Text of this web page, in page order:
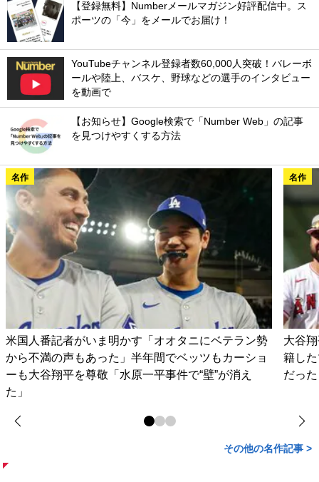
【登録無料】Numberメールマガジン好評配信中。ス
ポーツの「今」をメールでお届け！
YouTubeチャンネル登録者数60,000人突破！バレーボ
ールや陸上、バスケ、野球などの選手のインタビュー
を動画で
【お知らせ】Google検索で「Number Web」の記事
を見つけやすくする方法
名作
米国人番記者がいま明かす「オオタニにベテラン勢
から不満の声もあった」半年間でベッツもカーショ
ーも大谷翔平を尊敬「水原一平事件で“壁”が消え
た」
名作
大谷
籍し
だっ
その他の名作記事 >